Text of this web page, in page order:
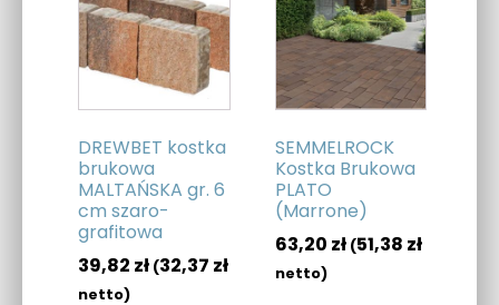
DREWBET kostka
brukowa
MALTAŃSKA gr. 6
cm szaro-
grafitowa
39,82 zł (32,37 zł
netto)
SEMMELROCK
Kostka Brukowa
PLATO
(Marrone)
63,20 zł (51,38 zł
netto)